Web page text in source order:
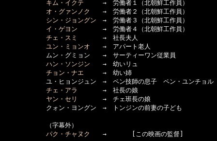
キム・イクテ →　労働者１（北朝鮮工作員）
オ・グァンノク
→　労働者２（北朝鮮工作員）
シン・ジョングン →　労働者３（北朝鮮工作員）
イ・ゲヨン →　労働者４（北朝鮮工作員）
チェ・スミ
→　社長夫人
ユン・ミョンオ →　アパート老人
      　　　ムン・グミョン　　→　サーティーワン従業員
ハン・ソンジン →　幼いリュ
チョン・ナエ →　幼い姉
      　　　ユ・ヒョンジュン　→　ペン技師の息子　ペン・ユンチョル
チェ・アラ
→　社長の娘
ヤン・セリ
→　チェ班長の娘
      　　　クォン・ヨングン　→　トンジンの前妻の子ども
      　　　（字幕外）
パク・チャヌク
→　　　　[この映画の監督]